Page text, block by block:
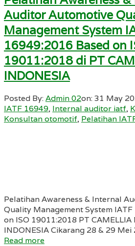
Auditor Automotive
Management System
16949:2016 Based on
19011:2018 di PT
INDONESIA
Posted By:Admin 02on:31 May
IATF 16949, Internal auditor iatf,
Konsultan otomotif, Pelatihan
Pelatihan Awareness & Internal
Quality Management System
on ISO 19011:2018 PT CAMELLIA
INDONESIA Cikarang 28 & 29 Mei
Read more